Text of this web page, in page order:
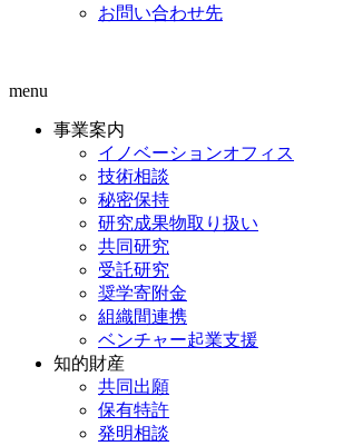
お問い合わせ先
menu
事業案内
イノベーションオフィス
技術相談
秘密保持
研究成果物取り扱い
共同研究
受託研究
奨学寄附金
組織間連携
ベンチャー起業支援
知的財産
共同出願
保有特許
発明相談